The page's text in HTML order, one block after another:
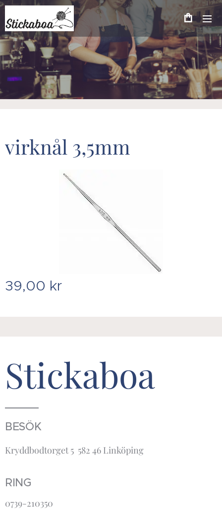
virknål 3,5mm
39,00 kr
Stickaboa
BESÖK
Kryddbodtorget 5 582 46 Linköping
RING
0739-210350